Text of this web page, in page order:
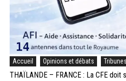
Accueil Opinions et débats
THAÏLANDE – FRANCE : La CFE doit